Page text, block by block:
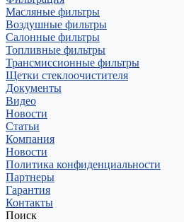
Масляные фильтры
Воздушные фильтры
Салонные фильтры
Топливные фильтры
Трансмиссионные фильтры
Щетки стеклоочистителя
Документы
Видео
Новости
Статьи
Компания
Новости
Политика конфиденциальности
Партнеры
Гарантия
Контакты
Поиск